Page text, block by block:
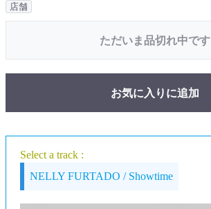
店舗
ただいま品切れ中です
お気に入りに追加
Select a track :
NELLY FURTADO / Showtime